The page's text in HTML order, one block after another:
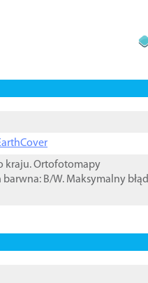
kraju. Ortofotomapy
B/W. Maksymalny błąd